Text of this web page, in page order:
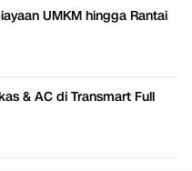
UMKM hingga Rantai
& AC di Transmart Full